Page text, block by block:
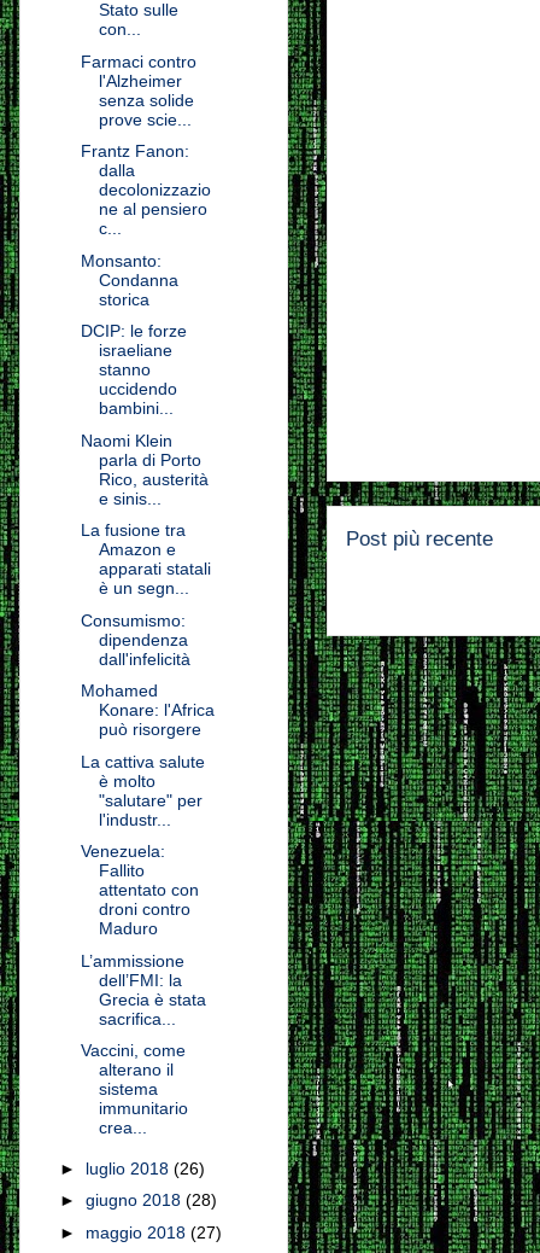
Post più recente
Stato sulle
con...
Farmaci contro
l'Alzheimer
senza solide
prove scie...
Frantz Fanon:
dalla
decolonizzazio
ne al pensiero
c...
Monsanto:
Condanna
storica
DCIP: le forze
israeliane
stanno
uccidendo
bambini...
Naomi Klein
parla di Porto
Rico, austerità
e sinis...
La fusione tra
Amazon e
apparati statali
è un segn...
Consumismo:
dipendenza
dall'infelicità
Mohamed
Konare: l'Africa
può risorgere
La cattiva salute
è molto
"salutare" per
l'industr...
Venezuela:
Fallito
attentato con
droni contro
Maduro
L’ammissione
dell’FMI: la
Grecia è stata
sacrifica...
Vaccini, come
alterano il
sistema
immunitario
crea...
► luglio 2018 (26)
► giugno 2018 (28)
► maggio 2018 (27)